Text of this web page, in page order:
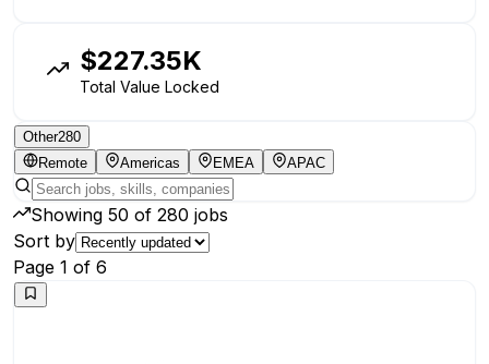
$227.35K
Total Value Locked
Other280
Remote
Americas EMEA APAC
Showing 50 of 280 jobs
Sort by
Page 1 of 6